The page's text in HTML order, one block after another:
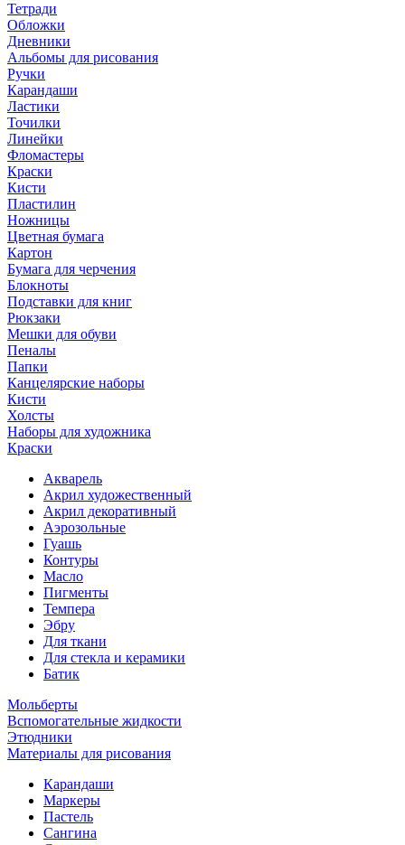
Тетради
Обложки
Дневники
Альбомы для рисования
Ручки
Карандаши
Ластики
Точилки
Линейки
Фломастеры
Краски
Кисти
Пластилин
Ножницы
Цветная бумага
Картон
Бумага для черчения
Блокноты
Подставки для книг
Рюкзаки
Мешки для обуви
Пеналы
Папки
Канцелярские наборы
Кисти
Холсты
Наборы для художника
Краски
Акварель
Акрил художественный
Акрил декоративный
Аэрозольные
Гуашь
Контуры
Масло
Пигменты
Темпера
Эбру
Для ткани
Для стекла и керамики
Батик
Мольберты
Вспомогательные жидкости
Этюдники
Материалы для рисования
Карандаши
Маркеры
Пастель
Сангина